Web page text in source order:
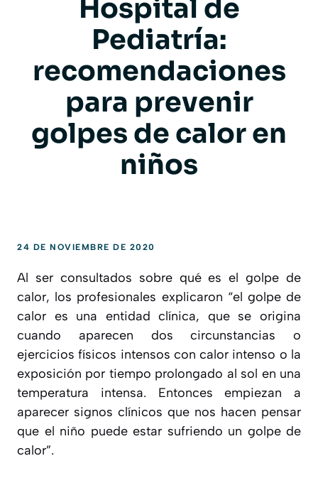
Hospital de
Pediatría:
recomendaciones
para prevenir
golpes de calor en
niños
24 DE NOVIEMBRE DE 2020
Al ser consultados sobre qué es el golpe de
calor, los profesionales explicaron “el golpe de
calor es una entidad clínica, que se origina
cuando aparecen dos circunstancias o
ejercicios físicos intensos con calor intenso o la
exposición por tiempo prolongado al sol en una
temperatura intensa. Entonces empiezan a
aparecer signos clínicos que nos hacen pensar
que el niño puede estar sufriendo un golpe de
calor”.